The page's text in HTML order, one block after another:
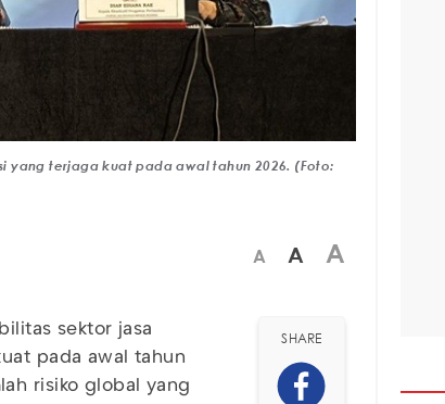
yang terjaga kuat pada awal tahun 2026. (Foto:
A A A
sektor jasa
pada awal tahun
risiko global yang
SHARE